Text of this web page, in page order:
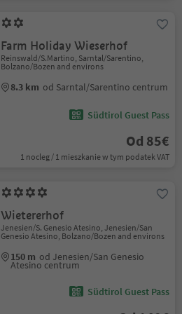
Farm Holiday Wieserhof
Reinswald/S.Martino, Sarntal/Sarentino,
Bolzano/Bozen and environs
8.3 km od Sarntal/Sarentino centrum
Südtirol Guest Pass
Od 85€
1 nocleg / 1 mieszkanie w tym podatek VAT
Wietererhof
Jenesien/S. Genesio Atesino, Jenesien/San
Genesio Atesino, Bolzano/Bozen and environs
150 m od Jenesien/San Genesio
Atesino centrum
Südtirol Guest Pass